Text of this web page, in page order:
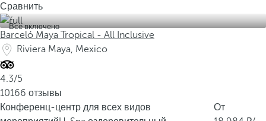
Сравнить
Все включено
Barceló Maya Tropical - All Inclusive
Riviera Maya, Mexico
4.3/5
10166 отзывы
Конференц-центр для всех видов
От
я
т
к
и
,
к
а
к